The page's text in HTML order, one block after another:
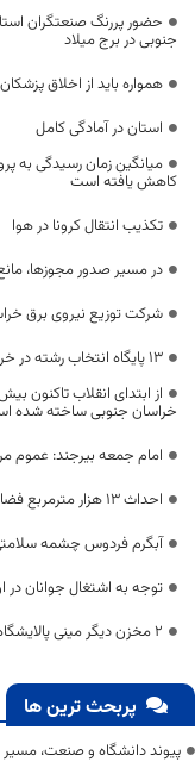
حضور پررنگ صنعتگران
جنوبی در برج میلاد
همواره باید از اخلاق
استان در آمادگی کامل
کاهش یافته است
تکذیب انتقال کرونا در هوا
در مسیر صدور مجوزها،
شرکت توزیع نیروی برق
۱۳ پایگاه انتخاب رشته در خراسان جنوبی فعالیت می‌کنند
خراسان جنوبی ساخته شده
امام جمعه بیرجند: عموم
احداث ۱۳ هزار مترمربع فضای فرهنگی و هنری در خراسان جنوبی
آبگرم فردوس چشمه
توجه به اشتغال جوانان در
۲ مخزن دیگر مینی پالایشگاه بیرجند در معرض خطر انفجار است
پربحث ترین ها
پیوند دانشگاه و صنعت،